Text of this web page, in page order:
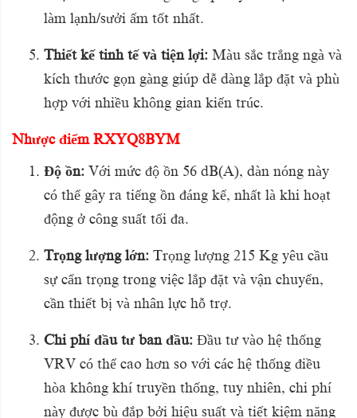
làm lạnh/sưởi ấm tốt nhất.
Thiết kế tinh tế và tiện lợi: Màu sắc trắng ngà và
kích thước gọn gàng giúp dễ dàng lắp đặt và phù
hợp với nhiều không gian kiến trúc.
Nhược điểm RXYQ8BYM
Độ ồn: Với mức độ ồn 56 dB(A), dàn nóng này
có thể gây ra tiếng ồn đáng kể, nhất là khi hoạt
động ở công suất tối đa.
Trọng lượng lớn: Trọng lượng 215 Kg yêu cầu
sự cẩn trọng trong việc lắp đặt và vận chuyển,
cần thiết bị và nhân lực hỗ trợ.
Chi phí đầu tư ban đầu: Đầu tư vào hệ thống
VRV có thể cao hơn so với các hệ thống điều
hòa không khí truyền thống, tuy nhiên, chi phí
này được bù đắp bởi hiệu suất và tiết kiệm năng